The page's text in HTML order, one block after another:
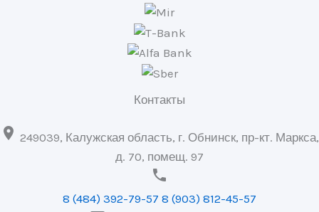
Контакты
 249039, Калужская область, г. Обнинск, пр-кт. Маркса,
д. 70, помещ. 97

8 (484) 392-79-57 8 (903) 812-45-57